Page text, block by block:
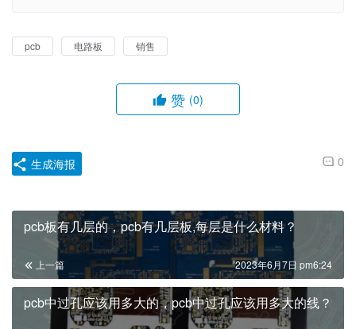
pcb 电路板 销售
赞 (0)
0
生成海报
pcb板有几层的，pcb有几层板,每层是什么材料？
上一篇 2023年6月7日 pm6:24
pcb中过孔应该用多大的，pcb中过孔应该用多大的线？